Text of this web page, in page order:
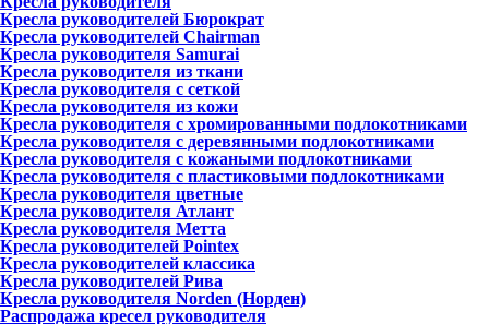
Кресла руководителей Бюрократ
Кресла руководителей Chairman
Кресла руководителя Samurai
Кресла руководителя из ткани
Кресла руководителя с сеткой
Кресла руководителя из кожи
Кресла руководителя с хромированными подлокотниками
Кресла руководителя с деревянными подлокотниками
Кресла руководителя с кожаными подлокотниками
Кресла руководителя с пластиковыми подлокотниками
Кресла руководителя цветные
Кресла руководителя Атлант
Кресла рyководителя Метта
Кресла руководителей Pointex
Кресла руководителей классика
Кресла руководителей Рива
Кресла руководителя Norden (Норден)
Распродажа кресел руководителя